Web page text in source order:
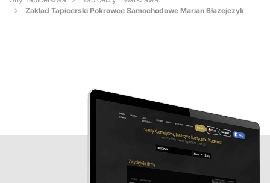
Zakład Tapicerski Pokrowce Samochodowe Marian Błażejczyk